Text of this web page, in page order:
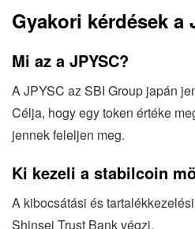
Gyakori kérdések a
Mi az a JPYSC?
A JPYSC az SBI Group japán
Célja, hogy egy token értéke
jennek feleljen meg.
Ki kezeli a stabilcoin
A kibocsátási és
Shinsei Trust Bank végzi.